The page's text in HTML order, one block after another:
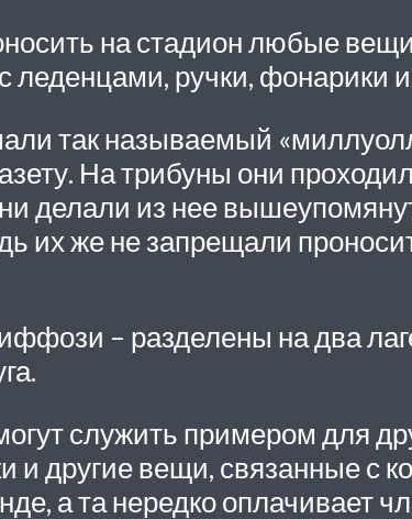
на стадион любые
леденцами, ручки, фонарики и
так называемый
На трибуны они
делали из нее
их же не запрещали
– разделены на два
служить примером для
другие вещи, связанные с
а та нередко оплачивает